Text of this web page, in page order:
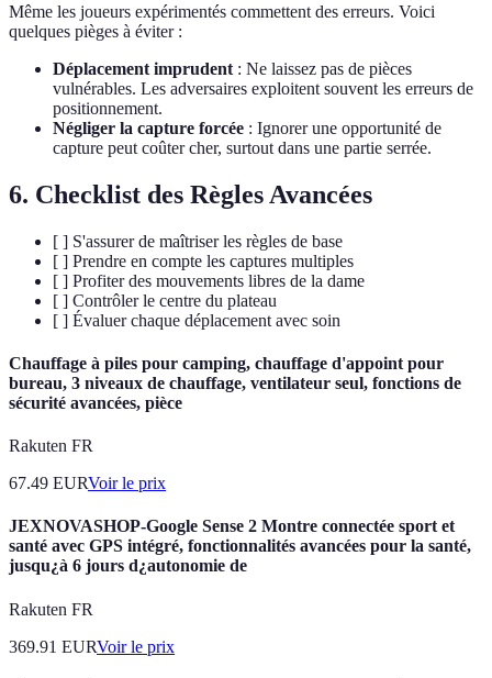
Même les joueurs expérimentés commettent des erreurs. Voici
quelques pièges à éviter :
Déplacement imprudent : Ne laissez pas de pièces
vulnérables. Les adversaires exploitent souvent les erreurs de
positionnement.
Négliger la capture forcée : Ignorer une opportunité de
capture peut coûter cher, surtout dans une partie serrée.
6. Checklist des Règles Avancées
[ ] S'assurer de maîtriser les règles de base
[ ] Prendre en compte les captures multiples
[ ] Profiter des mouvements libres de la dame
[ ] Contrôler le centre du plateau
[ ] Évaluer chaque déplacement avec soin
Chauffage à piles pour camping, chauffage d'appoint pour
bureau, 3 niveaux de chauffage, ventilateur seul, fonctions de
sécurité avancées, pièce
Rakuten FR
67.49 EURVoir le prix
JEXNOVASHOP-Google Sense 2 Montre connectée sport et
santé avec GPS intégré, fonctionnalités avancées pour la santé,
jusqu¿à 6 jours d¿autonomie de
Rakuten FR
369.91 EURVoir le prix